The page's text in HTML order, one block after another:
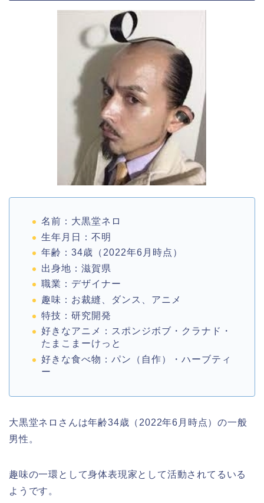
名前：大黒堂ネロ
生年月日：不明
年齢：34歳（2022年6月時点）
出身地：滋賀県
職業：デザイナー
趣味：お裁縫、ダンス、アニメ
特技：研究開発
好きなアニメ：スポンジボブ・クラナド・
たまこまーけっと
好きな食べ物：パン（自作）・ハーブティ
ー
大黒堂ネロさんは年齢34歳（2022年6月時点）の一般
男性。
趣味の一環として身体表現家として活動されてるいる
ようです。